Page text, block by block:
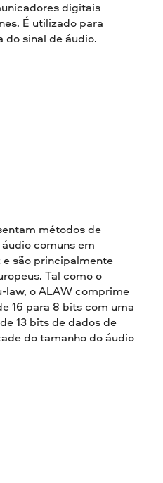
digitais
É utilizado para
sinal de áudio.
métodos de
comuns em
e são principalmente
Tal como o
law, o ALAW comprime
16 para 8 bits com uma
13 bits de dados de
do tamanho do áudio